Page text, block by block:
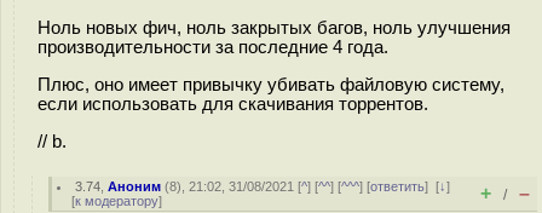
Ноль новых фич, ноль закрытых багов, ноль улучшения
производительности за последние 4 года.
Плюс, оно имеет привычку убивать файловую систему,
если использовать для скачивания торрентов.
// b.
3.74 ,Аноним (8), 21:02, 31/08/2021 [^] [^^] [^^^] [ответить][↓]
[к модератору] + / –